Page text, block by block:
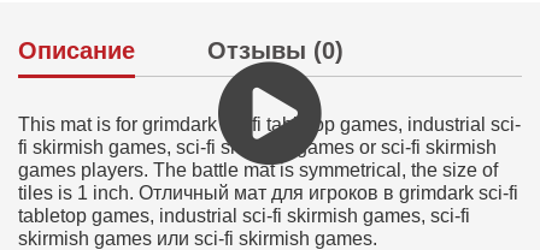
Описание Отзывы (0)
This mat is for grimdark sci-fi tabletop games, industrial sci-
fi skirmish games, sci-fi skirmish games or sci-fi skirmish
games players. The battle mat is symmetrical, the size of
tiles is 1 inch. Отличный мат для игроков в grimdark sci-fi
tabletop games, industrial sci-fi skirmish games, sci-fi
skirmish games или sci-fi skirmish games.